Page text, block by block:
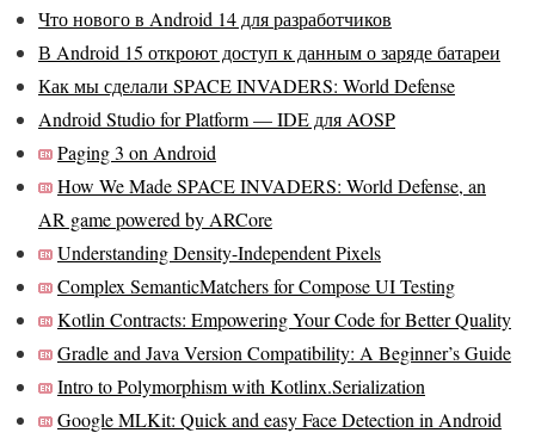
Что нового в Android 14 для разработчиков
В Android 15 откроют доступ к данным о заряде батареи
Как мы сделали SPACE INVADERS: World Defense
Android Studio for Platform — IDE для AOSP
Paging 3 on Android
How We Made SPACE INVADERS: World Defense, an
AR game powered by ARCore
Understanding Density-Independent Pixels
Complex SemanticMatchers for Compose UI Testing
Kotlin Contracts: Empowering Your Code for Better Quality
Gradle and Java Version Compatibility: A Beginner’s Guide
Intro to Polymorphism with Kotlinx.Serialization
Google MLKit: Quick and easy Face Detection in Android